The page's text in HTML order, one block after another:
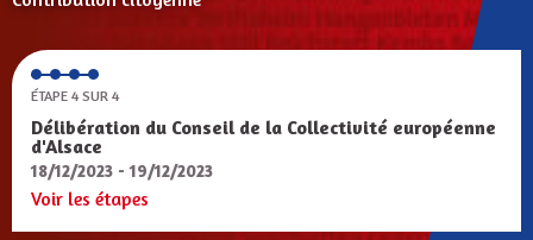
ÉTAPE 4 SUR 4
Délibération du Conseil de la Collectivité européenne
d'Alsace
18/12/2023 - 19/12/2023
Voir les étapes